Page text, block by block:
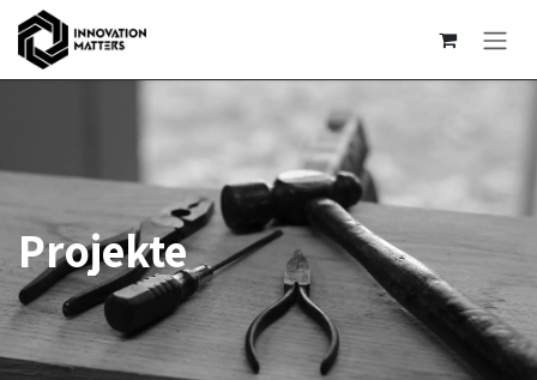
Zum Inhalt springen
Projekte